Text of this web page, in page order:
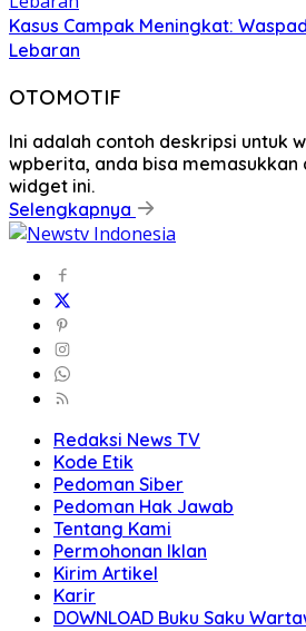
Kasus Campak Meningkat:
Lebaran
OTOMOTIF
Ini adalah contoh deskripsi untuk
wpberita, anda bisa memasukkan
widget ini.
Selengkapnya
Redaksi News TV
Kode Etik
Pedoman Siber
Pedoman Hak Jawab
Tentang Kami
Permohonan Iklan
Kirim Artikel
Karir
DOWNLOAD Buku Saku